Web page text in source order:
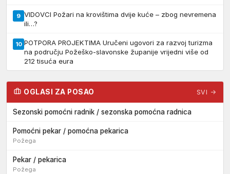
9 VIDOVCI Požari na krovištima dvije kuće – zbog nevremena
ili…?
10 POTPORA PROJEKTIMA Uručeni ugovori za razvoj turizma
na području Požeško-slavonske županije vrijedni više od
212 tisuća eura
OGLASI ZA POSAO SVI →
Sezonski pomoćni radnik / sezonska pomoćna radnica
Pomoćni pekar / pomoćna pekarica
Požega
Pekar / pekarica
Požega